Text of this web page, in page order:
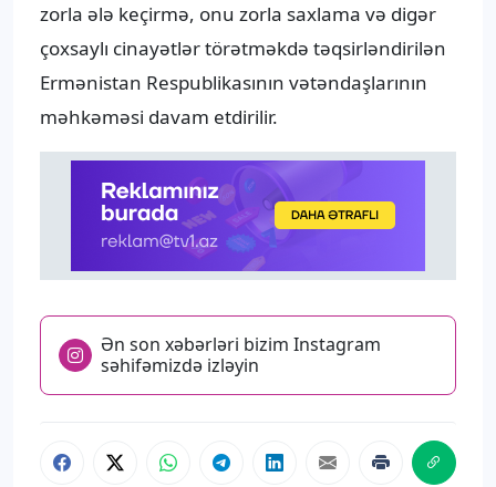
zorla ələ keçirmə, onu zorla saxlama və digər
çoxsaylı cinayətlər törətməkdə təqsirləndirilən
Ermənistan Respublikasının vətəndaşlarının
məhkəməsi davam etdirilir.
Ən son xəbərləri bizim Instagram
səhifəmizdə izləyin